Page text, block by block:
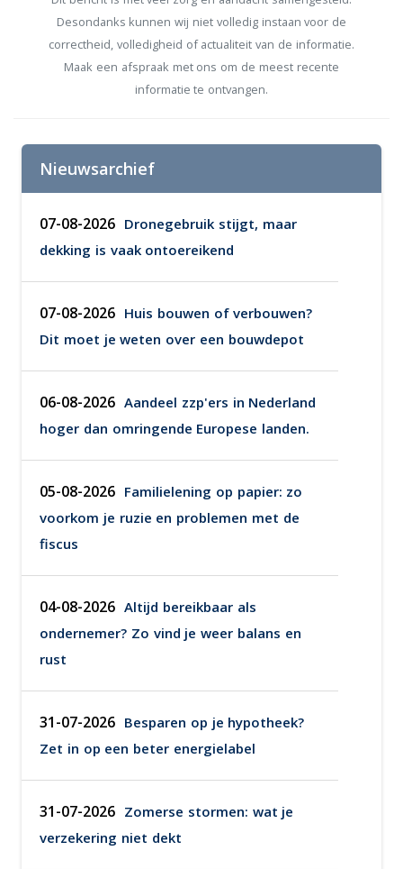
Desondanks kunnen wij niet volledig instaan voor de
correctheid, volledigheid of actualiteit van de informatie.
Maak een afspraak met ons om de meest recente
informatie te ontvangen.
Nieuwsarchief
07-08-2026 Dronegebruik stijgt, maar
dekking is vaak ontoereikend
07-08-2026 Huis bouwen of verbouwen?
Dit moet je weten over een bouwdepot
06-08-2026 Aandeel zzp'ers in Nederland
hoger dan omringende Europese landen.
05-08-2026 Familielening op papier: zo
voorkom je ruzie en problemen met de
fiscus
04-08-2026 Altijd bereikbaar als
ondernemer? Zo vind je weer balans en
rust
31-07-2026 Besparen op je hypotheek?
Zet in op een beter energielabel
31-07-2026 Zomerse stormen: wat je
verzekering niet dekt